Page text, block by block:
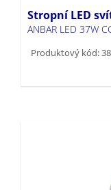
Stropní LED
ANBAR LED 37W
Produktový kód: